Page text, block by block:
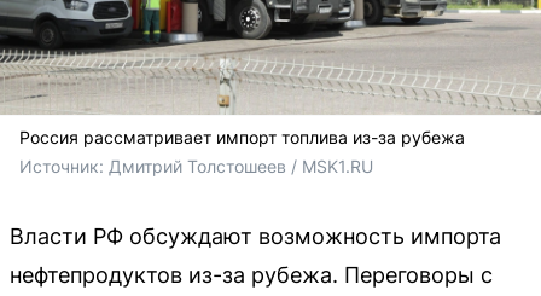
Россия рассматривает импорт топлива из-за рубежа
Источник: Дмитрий Толстошеев / MSK1.RU
Власти РФ обсуждают возможность импорта
нефтепродуктов из-за рубежа. Переговоры с